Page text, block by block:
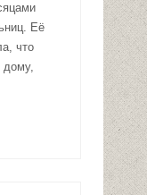
Её
что
дому,